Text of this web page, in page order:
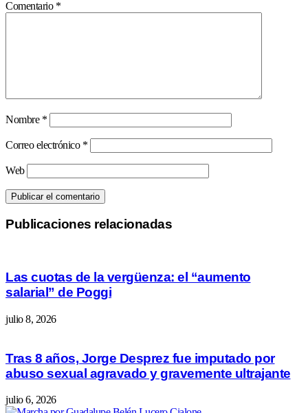
Comentario *
Nombre *
Correo electrónico *
Web
Publicaciones relacionadas
Las cuotas de la vergüenza: el “aumento
salarial” de Poggi
julio 8, 2026
Tras 8 años, Jorge Desprez fue imputado por
abuso sexual agravado y gravemente ultrajante
julio 6, 2026